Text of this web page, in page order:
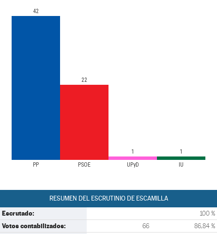
PP PSOE UPyD IU
42
22
1 1
RESUMEN DEL ESCRUTINIO DE ESCAMILLA
Escrutado: 100 %
Votos contabilizados: 66 86,84 %